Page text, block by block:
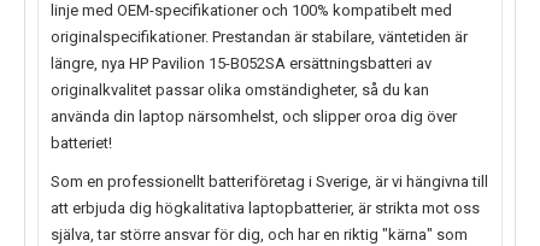
linje med OEM-specifikationer och 100% kompatibelt med
originalspecifikationer. Prestandan är stabilare, väntetiden är
längre, nya HP Pavilion 15-B052SA ersättningsbatteri av
originalkvalitet passar olika omständigheter, så du kan
använda din laptop närsomhelst, och slipper oroa dig över
batteriet!
Som en professionellt batteriföretag i Sverige, är vi hängivna till
att erbjuda dig högkalitativa laptopbatterier, är strikta mot oss
själva, tar större ansvar för dig, och har en riktig "kärna" som